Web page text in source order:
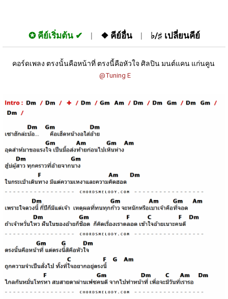
✪ คีย์เริ่มต้น ❖ คีย์อื่น ♭/♯ เปลี่ยนคีย์
คอร์ดเพลง ตรงนั้นคือหน้าที่ ตรงนี้คือหัวใจ ศิลปิน มนต์แคน แก่นคูน
@Tuning E